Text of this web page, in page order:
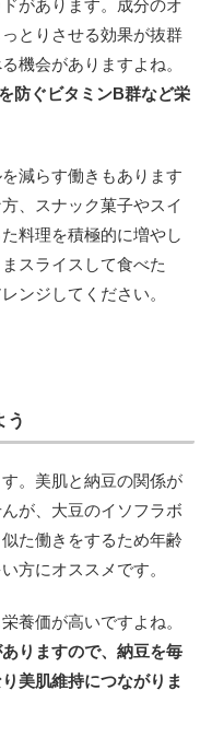
があります。成分のオ
とりさせる効果が抜群
機会がありますよね。
防ぐビタミンB群など栄
減らす働きもあります
、スナック菓子やスイ
料理を積極的に増やし
スライスして食べた
ンジしてください。
う
。美肌と納豆の関係が
が、大豆のイソフラボ
た働きをするため年齢
方にオススメです。
養価が高いですよね。
りますので、納豆を毎
美肌維持につながりま